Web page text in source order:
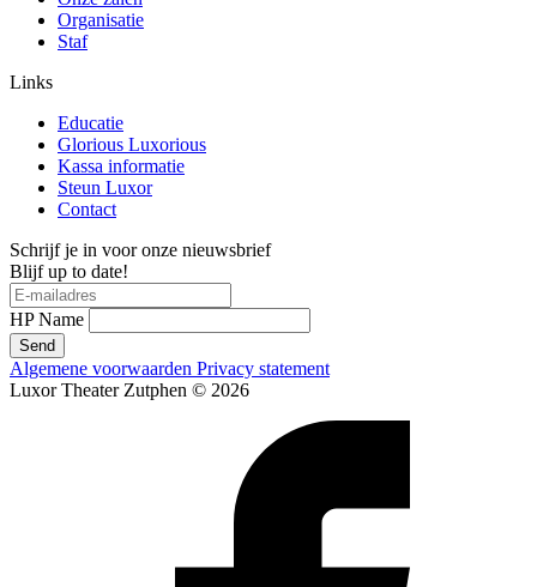
Organisatie
Staf
Links
Educatie
Glorious Luxorious
Kassa informatie
Steun Luxor
Contact
Schrijf je in voor onze nieuwsbrief
Blijf up to date!
HP Name
Send
Algemene voorwaarden Privacy statement
Luxor Theater Zutphen © 2026